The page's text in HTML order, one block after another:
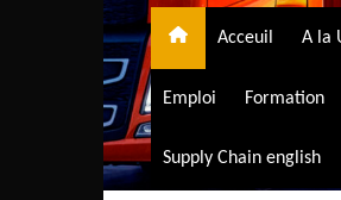
Acceuil A la
Emploi Formation
Supply Chain english